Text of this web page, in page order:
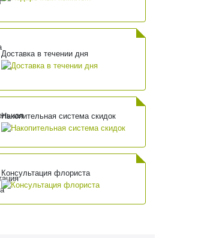
Доставка в течении дня
Накопительная система скидок
Консультация флориста